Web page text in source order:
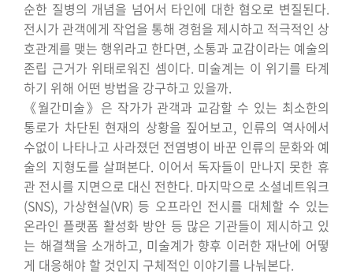
순한 질병의 개념을 넘어서 타인에 대한 혐오로 변질된다.
전시가 관객에게 작업을 통해 경험을 제시하고 적극적인 상
호관계를 맺는 행위라고 한다면, 소통과 교감이라는 예술의
존립 근거가 위태로워진 셈이다. 미술계는 이 위기를 타계
하기 위해 어떤 방법을 강구하고 있을까.
《월간미술》은 작가가 관객과 교감할 수 있는 최소한의
통로가 차단된 현재의 상황을 짚어보고, 인류의 역사에서
수없이 나타나고 사라졌던 전염병이 바꾼 인류의 문화와 예
술의 지형도를 살펴본다. 이어서 독자들이 만나지 못한 휴
관 전시를 지면으로 대신 전한다. 마지막으로 소셜네트워크
(SNS), 가상현실(VR) 등 오프라인 전시를 대체할 수 있는
온라인 플랫폼 활성화 방안 등 많은 기관들이 제시하고 있
는 해결책을 소개하고, 미술계가 향후 이러한 재난에 어떻
게 대응해야 할 것인지 구체적인 이야기를 나눠본다.